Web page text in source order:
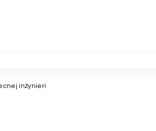
inżynieri